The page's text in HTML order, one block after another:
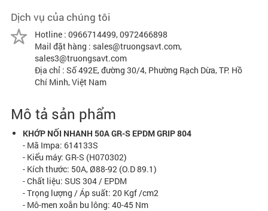
Dịch vụ của chúng tôi
Hotline : 0966714499, 0972466898
Mail đặt hàng : sales@truongsavt.com,
sales3@truongsavt.com
Địa chỉ : Số 492E, đường 30/4, Phường Rạch Dừa, TP. Hồ
Chí Minh, Việt Nam
Mô tả sản phẩm
KHỚP NỐI NHANH 50A GR-S EPDM GRIP 804
- Mã Impa: 614133S
- Kiểu máy: GR-S (H070302)
- Kích thước: 50A, Ø88-92 (O.D 89.1)
- Chất liệu: SUS 304 / EPDM
- Trọng lượng / Áp suất: 20 Kgf /cm2
- Mô-men xoắn bu lông: 40-45 Nm